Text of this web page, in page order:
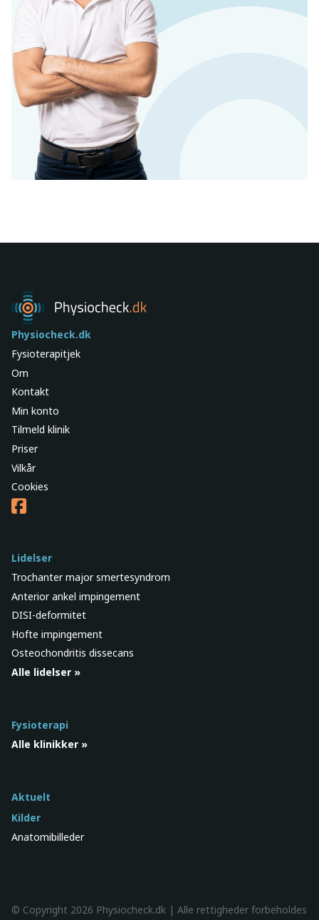
Physiocheck.dk
Fysioterapitjek
Om
Kontakt
Min konto
Tilmeld klinik
Priser
Vilkår
Cookies
Lidelser
Trochanter major smertesyndrom
Anterior ankel impingement
DISI-deformitet
Hofte impingement
Osteochondritis dissecans
Alle lidelser »
Fysioterapi
Alle klinikker »
Aktuelt
Kilder
Anatomibilleder
© Copyright 2026 Physiocheck.dk | Alle rettigheder forbeholdes